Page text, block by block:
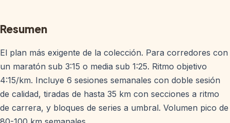
Resumen
El plan más exigente de la colección. Para corredores con
un maratón sub 3:15 o media sub 1:25. Ritmo objetivo
4:15/km. Incluye 6 sesiones semanales con doble sesión
de calidad, tiradas de hasta 35 km con secciones a ritmo
de carrera, y bloques de series a umbral. Volumen pico de